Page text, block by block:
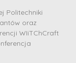
Politechniki
oraz
WIiTChCraft